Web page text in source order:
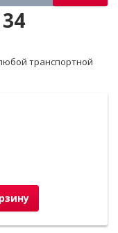
транспортной